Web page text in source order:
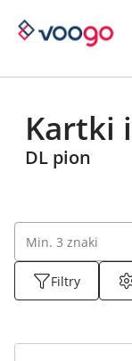
Kartki
DL pion
Filtry